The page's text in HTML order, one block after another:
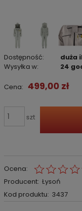
Dostępność:
duża
Wysyłka w:
24
Cena: 499,00 zł
szt
Ocena:
Producent: Łysoń
Kod produktu: 3437